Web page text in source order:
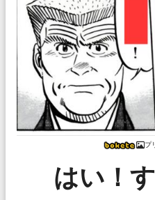
プ
はい！